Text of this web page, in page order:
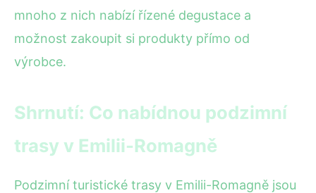
mnoho z nich nabízí řízené degustace a
možnost zakoupit si produkty přímo od
výrobce.
Shrnutí: Co nabídnou podzimní
trasy v Emilii-Romagně
Podzimní turistické trasy v Emilii-Romagně jsou